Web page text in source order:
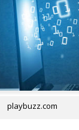
playbuzz.com